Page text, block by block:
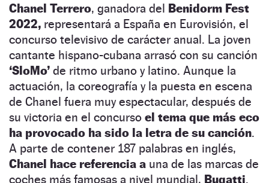
Chanel Terrero, ganadora del Benidorm Fest
2022, representará a España en Eurovisión, el
concurso televisivo de carácter anual. La joven
cantante hispano-cubana arrasó con su canción
‘SloMo’ de ritmo urbano y latino. Aunque la
actuación, la coreografía y la puesta en escena
de Chanel fuera muy espectacular, después de
su victoria en el concurso el tema que más eco
ha provocado ha sido la letra de su canción.
A parte de contener 187 palabras en inglés,
Chanel hace referencia a una de las marcas de
coches más famosas a nivel mundial, Bugatti.